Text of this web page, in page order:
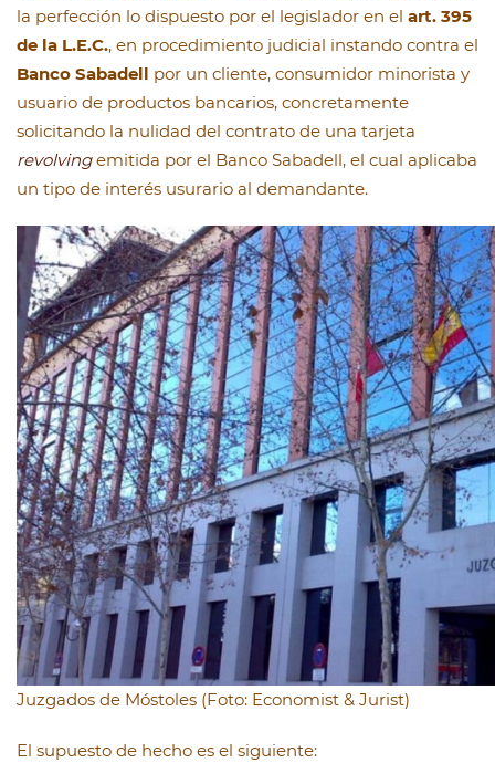
la perfección lo dispuesto por el legislador en el art. 395
de la L.E.C., en procedimiento judicial instando contra el
Banco Sabadell por un cliente, consumidor minorista y
usuario de productos bancarios, concretamente
solicitando la nulidad del contrato de una tarjeta
revolvingemitida por el Banco Sabadell, el cual aplicaba
un tipo de interés usurario al demandante.
Juzgados de Móstoles (Foto: Economist & Jurist)
El supuesto de hecho es el siguiente: